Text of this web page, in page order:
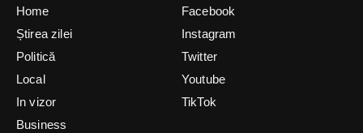
Home
Știrea zilei
Politică
Local
In vizor
Business
Facebook
Instagram
Twitter
Youtube
TikTok